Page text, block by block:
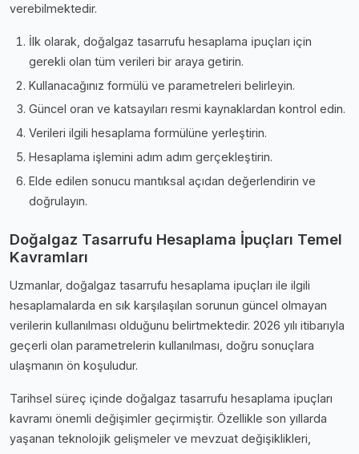
verebilmektedir.
İlk olarak, doğalgaz tasarrufu hesaplama i̇puçları için
gerekli olan tüm verileri bir araya getirin.
Kullanacağınız formülü ve parametreleri belirleyin.
Güncel oran ve katsayıları resmi kaynaklardan kontrol edin.
Verileri ilgili hesaplama formülüne yerleştirin.
Hesaplama işlemini adım adım gerçekleştirin.
Elde edilen sonucu mantıksal açıdan değerlendirin ve
doğrulayın.
Doğalgaz Tasarrufu Hesaplama İpuçları Temel
Kavramları
Uzmanlar, doğalgaz tasarrufu hesaplama i̇puçları ile ilgili
hesaplamalarda en sık karşılaşılan sorunun güncel olmayan
verilerin kullanılması olduğunu belirtmektedir. 2026 yılı itibarıyla
geçerli olan parametrelerin kullanılması, doğru sonuçlara
ulaşmanın ön koşuludur.
Tarihsel süreç içinde doğalgaz tasarrufu hesaplama i̇puçları
kavramı önemli değişimler geçirmiştir. Özellikle son yıllarda
yaşanan teknolojik gelişmeler ve mevzuat değişiklikleri,